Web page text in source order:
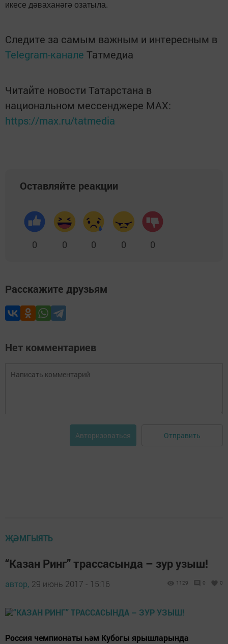
икесе дәваханәгә озатыла.
Следите за самым важным и интересным в
Telegram-канале Татмедиа
Читайте новости Татарстана в
национальном мессенджере MАХ:
https://max.ru/tatmedia
Оставляйте реакции
0 0 0 0 0
Расскажите друзьям
Нет комментариев
Авторизоваться Отправить
ҖӘМГЫЯТЬ
“Казан Ринг” трассасында – зур узыш!
автор, 29 июнь 2017 - 15:16 1129 0 0
Россия чемпионаты һәм Кубогы ярышларында